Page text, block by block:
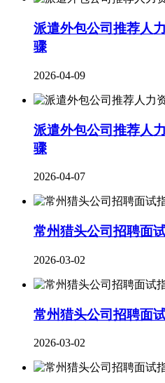
派遣外包公司推荐人
骤
2026-04-09
派遣外包公司推荐人
骤
2026-04-07
常州猎头公司招聘面试
2026-03-02
常州猎头公司招聘面试
2026-03-02